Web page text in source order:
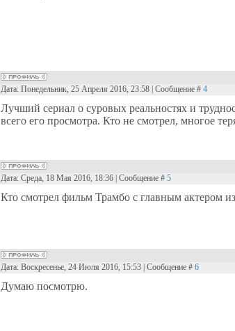
Дата: Понедельник, 25 Апреля 2016, 23:58 | Сообщение # 4
Лучший сериал о суровых реальностях и
всего его просмотра. Кто не смотрел, многое
Дата: Среда, 18 Мая 2016, 18:36 | Сообщение # 5
Кто смотрел фильм Трамбо с главным актером
Дата: Воскресенье, 24 Июля 2016, 15:53 | Сообщение # 6
Думаю посмотрю.